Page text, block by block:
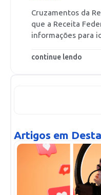
Cruzamentos da
que a Receita
informações para
continue lendo
Artigos em